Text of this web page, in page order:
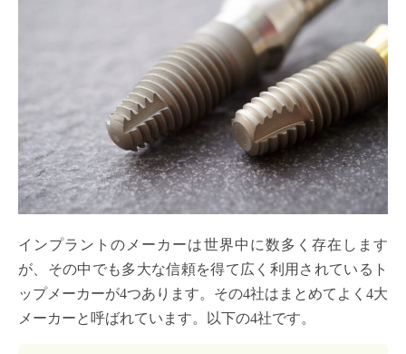
インプラントのメーカーは世界中に数多く存在します
が、その中でも多大な信頼を得て広く利用されているト
ップメーカーが4つあります。その4社はまとめてよく4大
メーカーと呼ばれています。以下の4社です。